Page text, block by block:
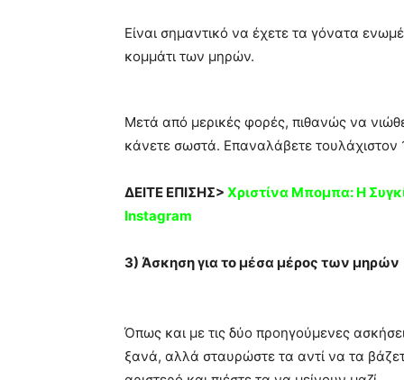
Είναι σημαντικό να έχετε τα γόνατα
κομμάτι των μηρών.
Μετά από μερικές φορές, πιθανώς να
κάνετε σωστά. Επαναλάβετε τουλάχιστον
ΔΕΙΤΕ ΕΠΙΣΗΣ> Χριστίνα Μπoμπα: Η
Ιnstagram
3) Άσκηση για το μέσα μέρος των μηρών
Όπως και με τις δύο προηγούμενες
ξανά, αλλά σταυρώστε τα αντί να τα